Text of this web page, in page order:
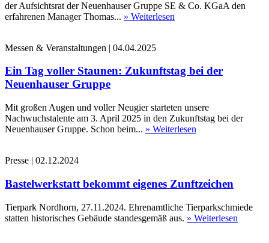
der Aufsichtsrat der Neuenhauser Gruppe SE & Co. KGaA den
erfahrenen Manager Thomas... » Weiterlesen
Messen & Veranstaltungen | 04.04.2025
Ein Tag voller Staunen: Zukunftstag bei der
Neuenhauser Gruppe
Mit großen Augen und voller Neugier starteten unsere
Nachwuchstalente am 3. April 2025 in den Zukunftstag bei der
Neuenhauser Gruppe. Schon beim... » Weiterlesen
Presse | 02.12.2024
Bastelwerkstatt bekommt eigenes Zunftzeichen
Tierpark Nordhorn, 27.11.2024. Ehrenamtliche Tierparkschmiede
statten historisches Gebäude standesgemäß aus. » Weiterlesen